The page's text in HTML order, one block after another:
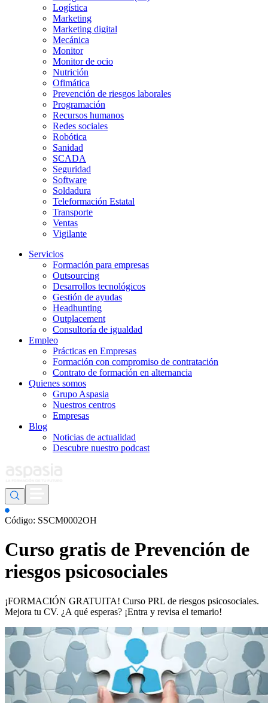
Logística
Marketing
Marketing digital
Mecánica
Monitor
Monitor de ocio
Nutrición
Ofimática
Prevención de riesgos laborales
Programación
Recursos humanos
Redes sociales
Robótica
Sanidad
SCADA
Seguridad
Software
Soldadura
Teleformación Estatal
Transporte
Ventas
Vigilante
Servicios
Formación para empresas
Outsourcing
Desarrollos tecnológicos
Gestión de ayudas
Headhunting
Outplacement
Consultoría de igualdad
Empleo
Prácticas en Empresas
Formación con compromiso de contratación
Contrato de formación en alternancia
Quienes somos
Grupo Aspasia
Nuestros centros
Empresas
Blog
Noticias de actualidad
Descubre nuestro podcast
Código: SSCM0002OH
Curso gratis de Prevención de
riesgos psicosociales
¡FORMACIÓN GRATUITA! Curso PRL de riesgos psicosociales.
Mejora tu CV. ¿A qué esperas? ¡Entra y revisa el temario!